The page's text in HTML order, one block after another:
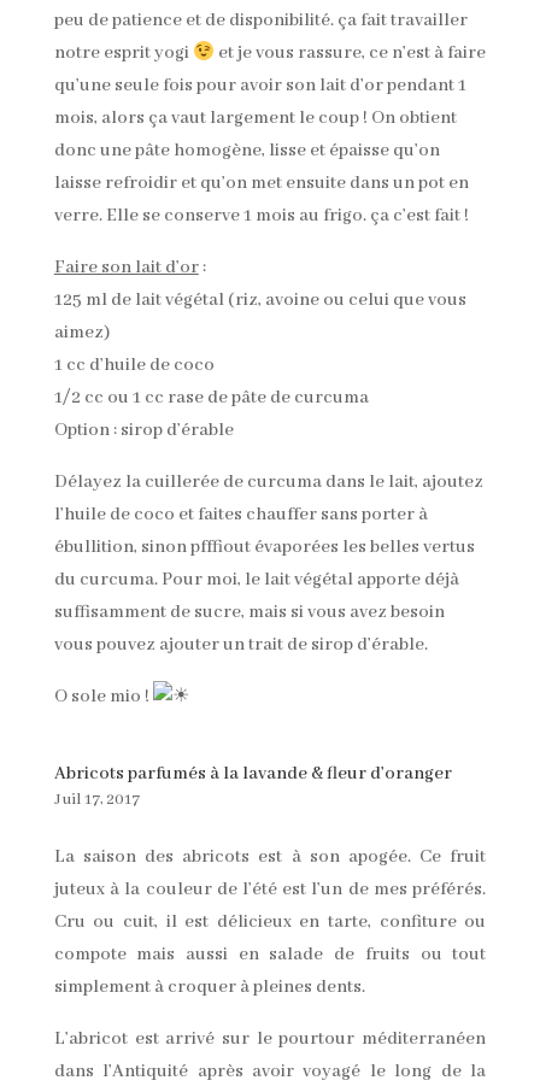
peu de patience et de disponibilité. ça fait travailler
notre esprit yogi
et je vous rassure, ce n’est à faire
qu’une seule fois pour avoir son lait d’or pendant 1
mois, alors ça vaut largement le coup ! On obtient
donc une pâte homogène, lisse et épaisse qu’on
laisse refroidir et qu’on met ensuite dans un pot en
verre. Elle se conserve 1 mois au frigo. ça c’est fait !
Faire son lait d’or:
125 ml de lait végétal (riz, avoine ou celui que vous
aimez)
1 cc d’huile de coco
1/2 cc ou 1 cc rase de pâte de curcuma
Option : sirop d’érable
Délayez la cuillerée de curcuma dans le lait, ajoutez
l’huile de coco et faites chauffer sans porter à
ébullition, sinon pfffiout évaporées les belles vertus
du curcuma. Pour moi, le lait végétal apporte déjà
suffisamment de sucre, mais si vous avez besoin
vous pouvez ajouter un trait de sirop d’érable.
O sole mio !
Abricots parfumés à la lavande & fleur d’oranger
Juil 17, 2017
La saison des abricots est à son apogée. Ce fruit
juteux à la couleur de l’été est l’un de mes préférés.
Cru ou cuit, il est délicieux en tarte, confiture ou
compote mais aussi en salade de fruits ou tout
simplement à croquer à pleines dents.
L’abricot est arrivé sur le pourtour méditerranéen
dans l’Antiquité après avoir voyagé le long de la